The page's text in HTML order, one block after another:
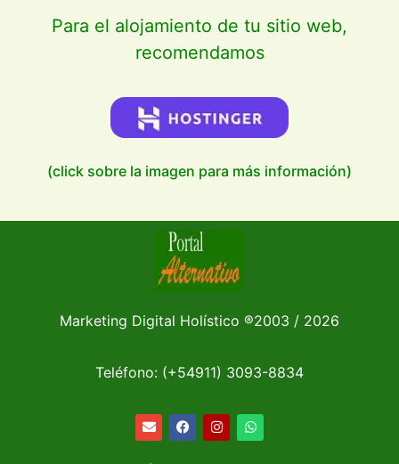
Para el alojamiento de tu sitio web,
recomendamos
(click sobre la imagen para más información)
Marketing Digital Holístico ®2003 / 2026
Teléfono: (+54911) 3093-8834